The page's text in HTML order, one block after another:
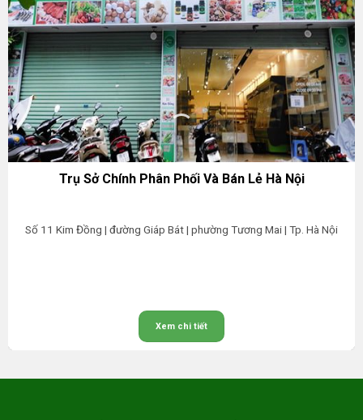
Trụ Sở Chính Phân Phối Và Bán Lẻ Hà Nội
Số 11 Kim Đồng | đường Giáp Bát | phường Tương Mai | Tp. Hà Nội
Xem chi tiết